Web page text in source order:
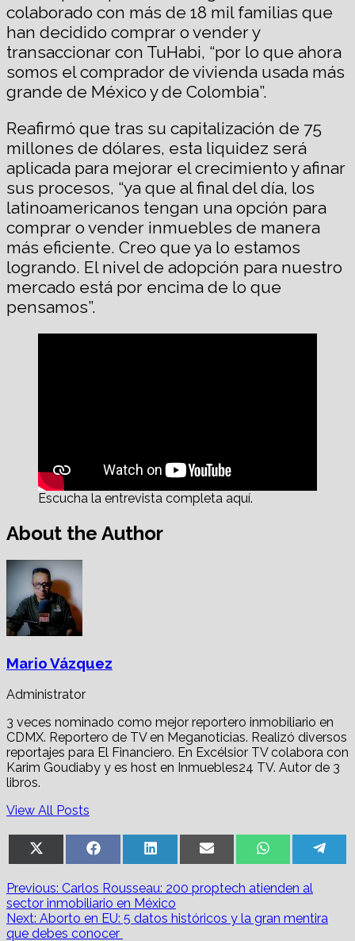
colaborado con más de 18 mil familias que
han decidido comprar o vender y
transaccionar con TuHabi, “por lo que ahora
somos el comprador de vivienda usada más
grande de México y de Colombia”.
Reafirmó que tras su capitalización de 75
millones de dólares, esta liquidez será
aplicada para mejorar el crecimiento y afinar
sus procesos, “ya que al final del día, los
latinoamericanos tengan una opción para
comprar o vender inmuebles de manera
más eficiente. Creo que ya lo estamos
logrando. El nivel de adopción para nuestro
mercado está por encima de lo que
pensamos”.
Escucha la entrevista completa aquí.
About the Author
Mario Vázquez
Administrator
3 veces nominado como mejor reportero inmobiliario en
CDMX. Reportero de TV en Meganoticias. Realizó diversos
reportajes para El Financiero. En Excélsior TV colabora con
Karim Goudiaby y es host en Inmuebles24 TV. Autor de 3
libros.
View All Posts
(Twitter)
Facebook LinkedIn WhatsApp
Post
navigation
Previous: Carlos Rousseau: 200 proptech atienden al
sector inmobiliario en México
Next: Aborto en EU: 5 datos históricos y la gran mentira
que debes conocer